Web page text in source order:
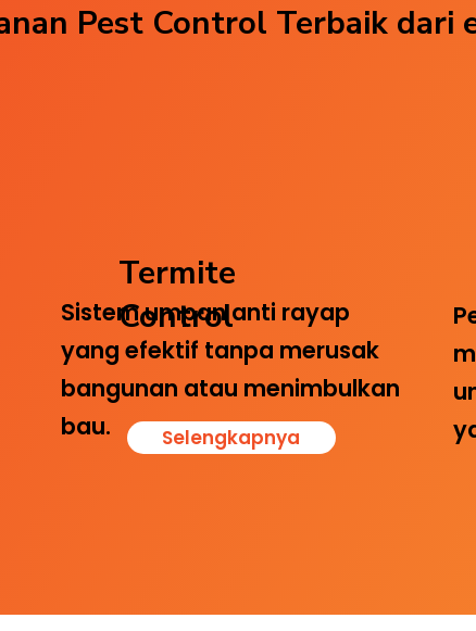
Pest Control Terbaik dari
Sistem umpan anti rayap
yang efektif tanpa merusak
bangunan atau menimbulkan
bau.
Termite
Control
Selengkapnya